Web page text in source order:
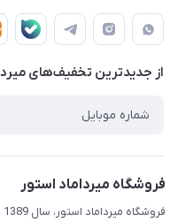
پایتخت - طبقه اول - واحد 172
دربـاره مـیـردامـاد اسـتـور
قـوانـیـن و مـقـررات
روش هـای پـرداخـت
تـیـکـت بـه پـشـتـیـبـانـی
از جدید‌ترین تخفیف‌های
فروشگاه میرداماد استور